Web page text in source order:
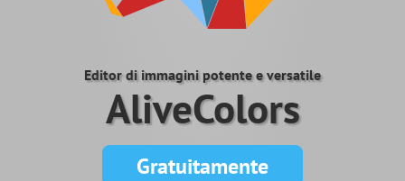
Editor di immagini potente e versatile
AliveColors
Gratuitamente